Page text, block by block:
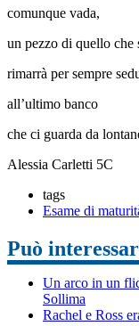
comunque vada,
un pezzo di quello che
rimarrà per sempre
all’ultimo banco
che ci guarda da
Alessia Carletti 5C
tags
Esame di
Può
Un arco in un
Sollima
Rachel e Ross